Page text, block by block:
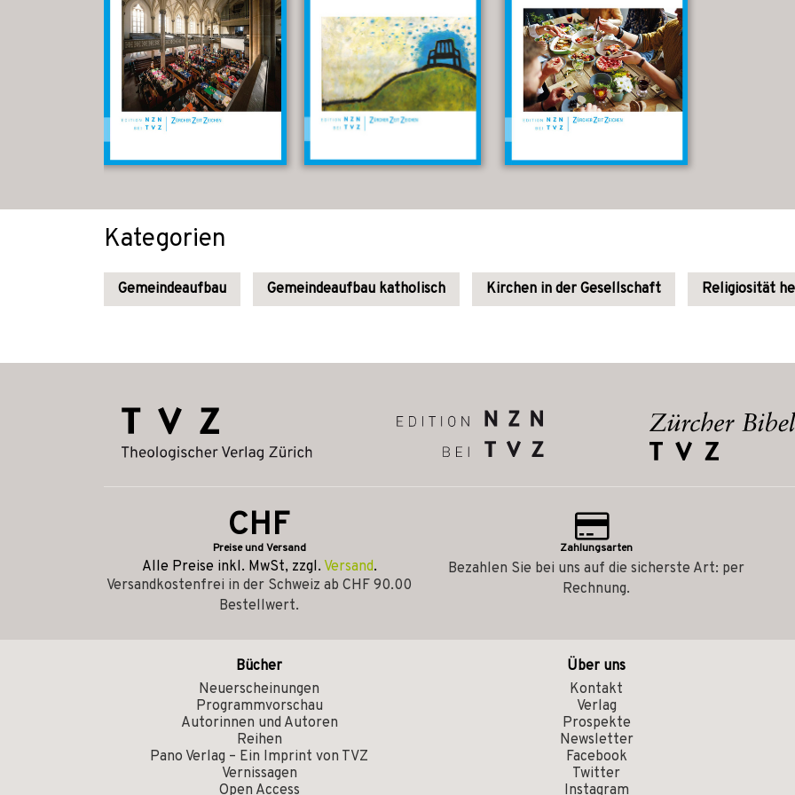
Kategorien
Gemeindeaufbau Gemeindeaufbau katholisch Kirchen in der Gesellschaft Religiosität
CHF
Preise und Versand
Alle Preise inkl. MwSt, zzgl. Versand.
Versandkostenfrei in der Schweiz ab CHF 90.00
Bestellwert.
Zahlungsarten
Bezahlen Sie bei uns auf die sicherste Art: per
Rechnung.
Bücher
Neuerscheinungen
Programmvorschau
Autorinnen und Autoren
Reihen
Pano Verlag – Ein Imprint von TVZ
Vernissagen
Open Access
Über uns
Kontakt
Verlag
Prospekte
Newsletter
Facebook
Twitter
Instagram